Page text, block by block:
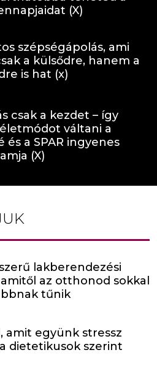
(X)
szépségápolás, ami
a külsődre, hanem a
is hat (x)
csak a kezdet – így
váltani a
és a SPAR ingyenes
(X)
lakberendezési
az otthonod sokkal
tűnik
amit együnk stressz
dietetikusok szerint